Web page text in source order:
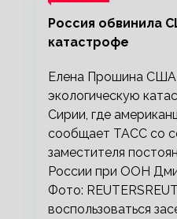
Россия обвинила
катастрофе
Елена Прошина США
экологическую
Сирии, где
сообщает ТАСС со
заместителя
России при ООН
Фото:
воспользоваться